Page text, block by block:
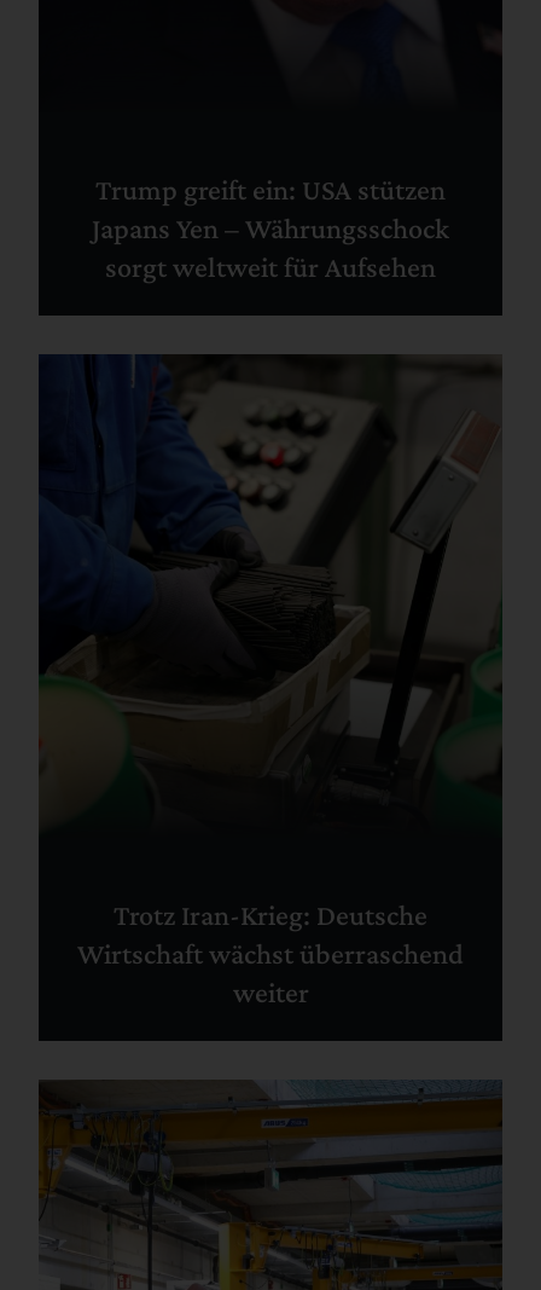
Trump greift ein: USA stützen
Japans Yen – Währungsschock
sorgt weltweit für Aufsehen
Trotz Iran-Krieg: Deutsche
Wirtschaft wächst überraschend
weiter